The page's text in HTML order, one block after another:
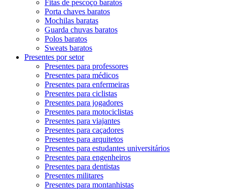
Fitas de pescoço baratos
Porta chaves baratos
Mochilas baratas
Guarda chuvas baratos
Polos baratos
Sweats baratos
Presentes por setor
Presentes para professores
Presentes para médicos
Presentes para enfermeiras
Presentes para ciclistas
Presentes para jogadores
Presentes para motociclistas
Presentes para viajantes
Presentes para caçadores
Presentes para arquitetos
Presentes para estudantes universitários
Presentes para engenheiros
Presentes para dentistas
Presentes militares
Presentes para montanhistas